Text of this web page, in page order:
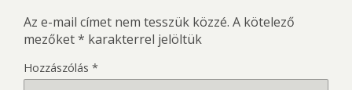
Az e-mail címet nem tesszük közzé. A kötelező
mezőket* karakterrel jelöltük
Hozzászólás *